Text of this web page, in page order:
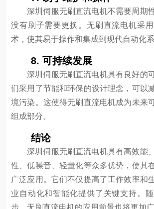
深圳伺服无刷直流电机不需要周期
没有刷子需要更换。无刷直流电机采
术，使其易于操作和集成到现代自动化系
8. 可持续发展
深圳伺服无刷直流电机具有良好的
们采用了节能和环保的设计理念，可以
境污染。这使得无刷直流电机成为未来
组成部分。
结论
深圳伺服无刷直流电机具有高效能
性、低噪音、轻量化等众多优势，使其
广泛应用。它们不仅提高了工作效率和
业自动化和智能化提供了关键支持。